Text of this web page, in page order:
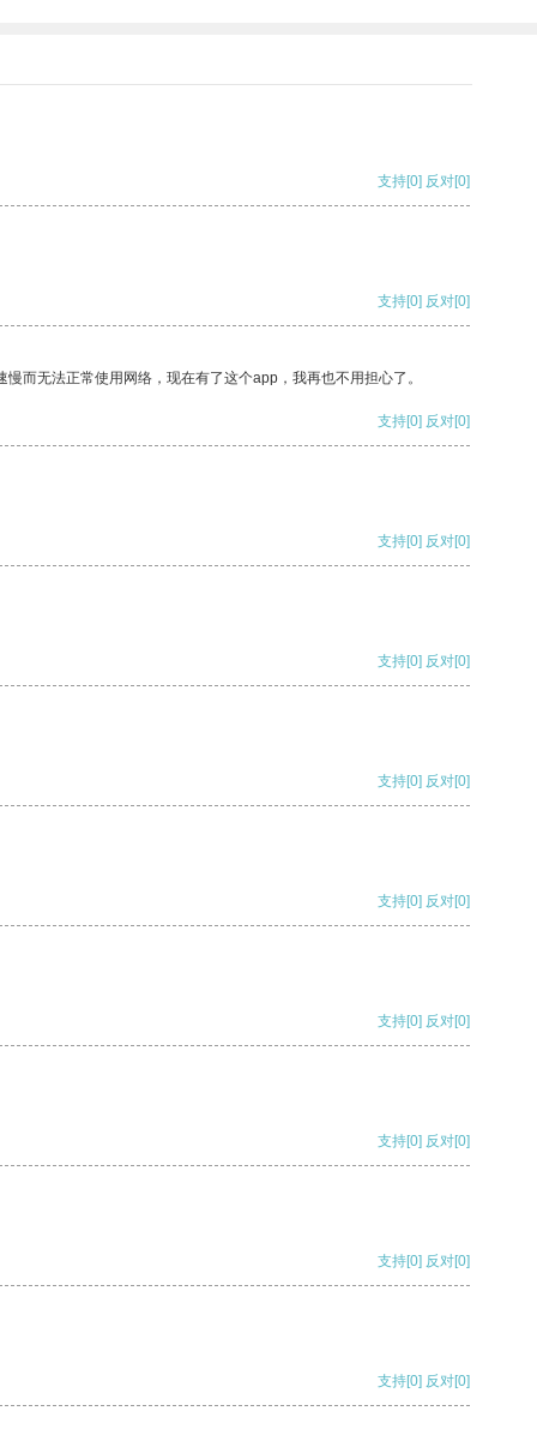
支持[0] 反对[0]
支持[0] 反对[0]
而无法正常使用网络，现在有了这个app，我再也不用担心了。
支持[0] 反对[0]
支持[0] 反对[0]
支持[0] 反对[0]
支持[0] 反对[0]
支持[0] 反对[0]
支持[0] 反对[0]
支持[0] 反对[0]
支持[0] 反对[0]
支持[0] 反对[0]